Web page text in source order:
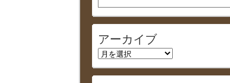
アーカイブ
ア
カ